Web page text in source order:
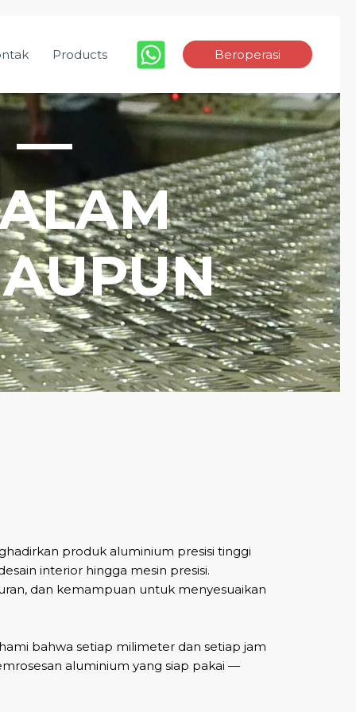
Products Beroperasi
—
produk aluminium presisi tinggi
interior hingga mesin presisi.
dan kemampuan untuk menyesuaikan
bahwa setiap milimeter dan setiap jam
aluminium yang siap pakai —